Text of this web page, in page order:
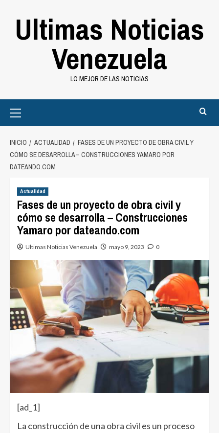
Ultimas Noticias
Venezuela
LO MEJOR DE LAS NOTICIAS
Menu
INICIO ACTUALIDAD
FASES DE UN PROYECTO DE OBRA CIVIL Y
CÓMO SE DESARROLLA – CONSTRUCCIONES YAMARO POR
DATEANDO.COM
Actualidad
Fases de un proyecto de obra civil y
cómo se desarrolla – Construcciones
Yamaro por dateando.com
Ultimas Noticias Venezuela mayo 9, 2023 0
[ad_1]
La construcción de una obra civil es un proceso